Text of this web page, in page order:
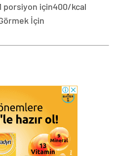
porsiyon için400/kcal
İçin